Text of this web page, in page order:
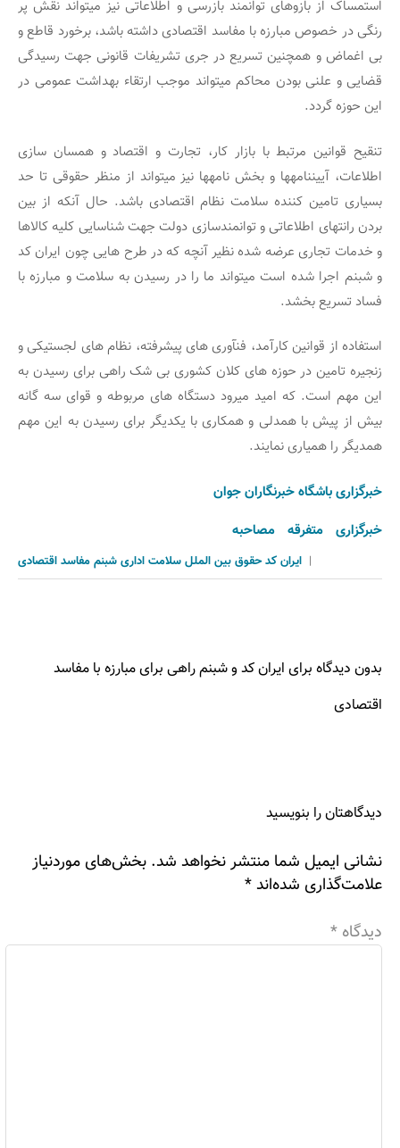
استمساک از بازوهای توانمند بازرسی و اطلاعاتی نیز می‏تواند نقش پر
رنگی در خصوص مبارزه با مفاسد اقتصادی داشته باشد، برخورد قاطع و
بی اغماض و همچنین تسریع در جری تشریفات قانونی جهت رسیدگی
قضایی و علنی بودن محاکم می‏تواند موجب ارتقاء بهداشت عمومی در
این حوزه گردد.
تنقیح قوانین مرتبط با بازار کار، تجارت و اقتصاد و همسان سازی
اطلاعات، آیین‏نامه‏ها و بخش نامه‏ها نیز می‏تواند از منظر حقوقی تا حد
بسیاری تامین کننده سلامت نظام اقتصادی باشد. حال آنکه از بین
بردن رانت‏های اطلاعاتی و توانمندسازی دولت جهت شناسایی کلیه کالاها
و خدمات تجاری عرضه شده نظیر آنچه که در طرح هایی چون ایران کد
و شبنم اجرا شده است می‏تواند ما را در رسیدن به سلامت و مبارزه با
فساد تسریع بخشد.
استفاده از قوانین کارآمد، فنآوری های پیشرفته، نظام های لجستیکی و
زنجیره تامین در حوزه های کلان کشوری بی شک راهی برای رسیدن به
این مهم است. که امید میرود دستگاه های مربوطه و قوای سه گانه
بیش از پیش با همدلی و همکاری با یکدیگر برای رسیدن به این مهم
همدیگر را همیاری نمایند.
خبرگزاری باشگاه خبرنگاران جوان
خبرگزاری
متفرقه مصاحبه
| ایران کد حقوق بین الملل سلامت اداری شبنم مفاسد اقتصادی
بدون دیدگاه برای ایران کد و شبنم راهی برای مبارزه با مفاسد
اقتصادی
دیدگاهتان را بنویسید
نشانی ایمیل شما منتشر نخواهد شد. بخش‌های موردنیاز
علامت‌گذاری شده‌اند*
دیدگاه *